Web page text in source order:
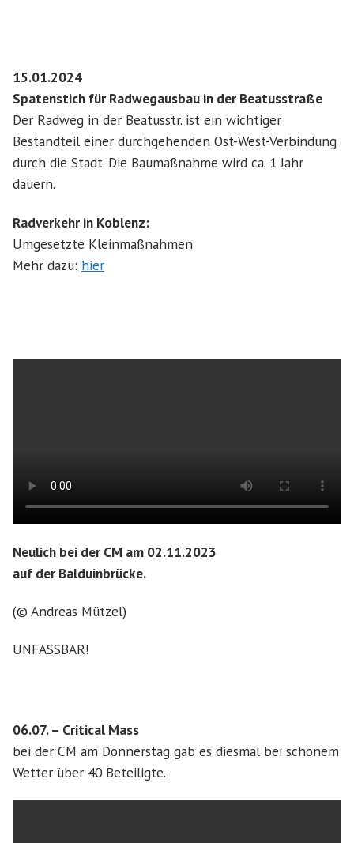
15.01.2024
Spatenstich für Radwegausbau in der Beatusstraße
Der Radweg in der Beatusstr. ist ein wichtiger
Bestandteil einer durchgehenden Ost-West-Verbindung
durch die Stadt. Die Baumaßnahme wird ca. 1 Jahr
dauern.
Radverkehr in Koblenz:
Umgesetzte Kleinmaßnahmen
Mehr dazu: hier
Neulich bei der CM am 02.11.2023
auf der Balduinbrücke.
(© Andreas Mützel)
UNFASSBAR!
06.07. – Critical Mass
bei der CM am Donnerstag gab es diesmal bei schönem
Wetter über 40 Beteiligte.